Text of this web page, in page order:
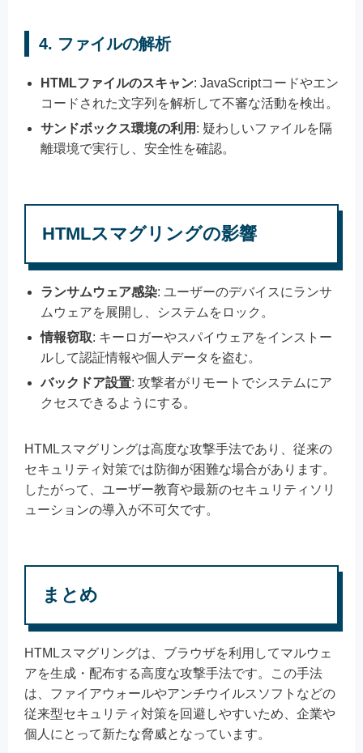
4. ファイルの解析
HTMLファイルのスキャン: JavaScriptコードやエン
コードされた文字列を解析して不審な活動を検出。
サンドボックス環境の利用 : 疑わしいファイルを隔
離環境で実行し、安全性を確認。
HTMLスマグリングの影響
ランサムウェア感染: ユーザーのデバイスにランサ
ムウェアを展開し、システムをロック。
情報窃取: キーロガーやスパイウェアをインストー
ルして認証情報や個人データを盗む。
バックドア設置: 攻撃者がリモートでシステムにア
クセスできるようにする。
HTMLスマグリングは高度な攻撃手法であり、従来の
セキュリティ対策では防御が困難な場合があります。
したがって、ユーザー教育や最新のセキュリティソリ
ューションの導入が不可欠です。
まとめ
HTMLスマグリングは、ブラウザを利用してマルウェ
アを生成・配布する高度な攻撃手法です。この手法
は、ファイアウォールやアンチウイルスソフトなどの
従来型セキュリティ対策を回避しやすいため、企業や
個人にとって新たな脅威となっています。